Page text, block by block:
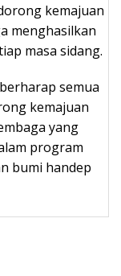
kemajuan
menghasilkan
masa sidang.
semua
kemajuan
yang
program
bumi handep